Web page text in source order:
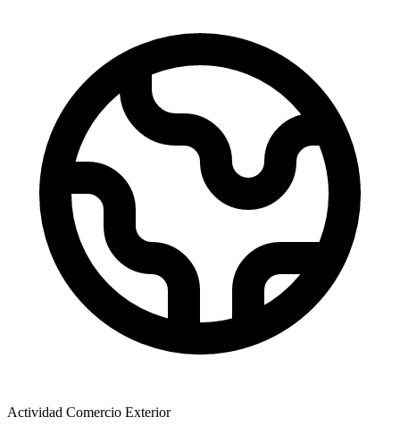
Actividad Comercio Exterior